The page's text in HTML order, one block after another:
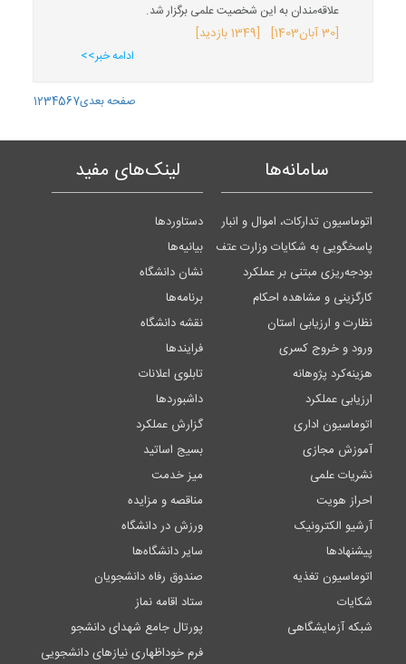
علاقه‌مندان به این شخصیت علمی برگزار شد.
[30 آبان 1403] [1349 بازدید]
ادامه خبر>>
1234567صفحه بعدی
سامانه‌ها
اتوماسیون تدارکات، اموال و انبار
پاسخگویی به شکایات وزارت عتف
بودجه‌ریزی مبتنی بر عملکرد
کارگزینی و مشاهده احکام
نظارت و ارزیابی استان
ورود و خروج کسری
هزینه‌کرد پژوهانه
ارزیابی عملکرد
اتوماسیون اداری
آموزش مجازی
نشریات علمی
احراز هویت
آرشیو الکترونیک
پیشنهادها
اتوماسیون تغذیه
شکایات
شبکه آزمایشگاهی
لینک‌های مفید
دستاوردها
بیانیه‌ها
نشان دانشگاه
برنامه‌ها
نقشه دانشگاه
فرایندها
تابلوی اعلانات
داشبوردها
گزارش عملکرد
بسیج اساتید
میز خدمت
مناقصه و مزایده
ورزش در دانشگاه
سایر دانشگاه‌ها
صندوق رفاه دانشجویان
ستاد اقامه نماز
پورتال جامع شهدای دانشجو
فرم خوداظهاری نیازهای دانشجویی